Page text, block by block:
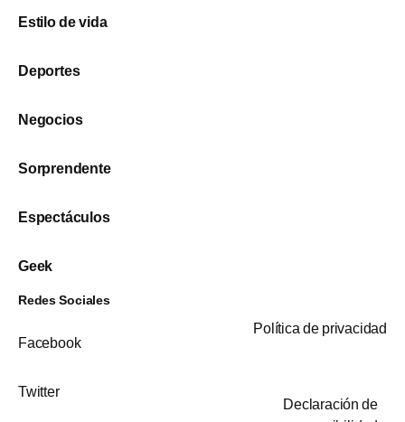
Estilo de vida
Deportes
Negocios
Sorprendente
Espectáculos
Geek
Redes Sociales
Facebook
Twitter
Política de privacidad
Declaración de